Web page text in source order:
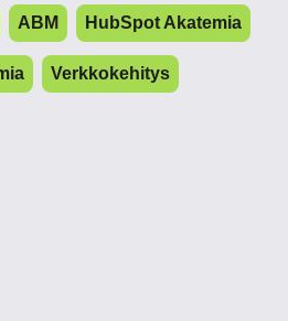
ABM HubSpot Akatemia
Verkkokehitys